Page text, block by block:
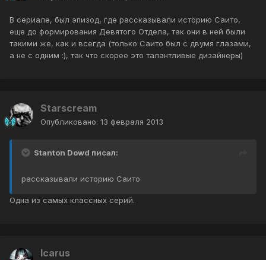
В сериале, был эпизод, где рассказывали историю Саито,
еще до формирования Девятого Отдела, так они в ней были
такими же, как и всегда (только Саито был с двумя глазами,
а не с одним :), так что скорее это талантливые дизайнеры)
Starscream
Опубликовано: 13 февраля 2013
Stanton Dowd писал:
рассказывали историю Саито
Одна из самых классных серий.
Icarus